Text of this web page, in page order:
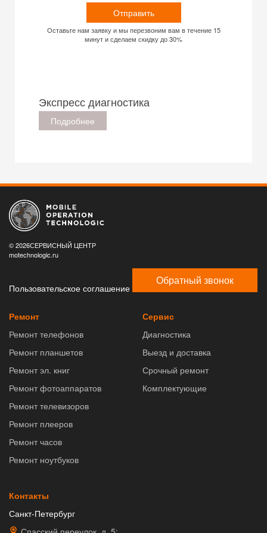
Отправить
Оставьте нам заявку и мы перезвоним вам в течение 15
минут и сделаем скидку до 30%
Экспресс диагностика
Подробнее
© 2026СЕРВИСНЫЙ ЦЕНТР
motechnologic.ru
Пользовательское соглашение
Обратный звонок
Ремонт
Ремонт телефонов
Ремонт планшетов
Ремонт эл. книг
Ремонт фотоаппаратов
Ремонт телевизоров
Ремонт плееров
Ремонт часов
Ремонт ноутбуков
Сервис
Диагностика
Выезд и доставка
Срочный ремонт
Комплектующие
Контакты
Санкт-Петербург